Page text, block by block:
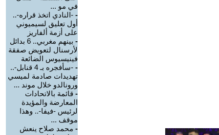
في مو ...
- -النادي اتخذ قراره-..
أول تعليق لسيميوني
على أزمة ألفاريز
-
بينهم مغربي.. 6 بدائل
لأرسنال لتعويض صفقة
فينيسيوس الضائعة
-
-سأفجره بـ 4 قنابل-..
تهديدات صادمة لميسي
ورونالدو خلال موند ...
- قائمة بالاتحادات
المعارضة والمؤيدة
لرئيس -فيفا-.. وهذا
موقف ...
- محمد صلاح ينعش